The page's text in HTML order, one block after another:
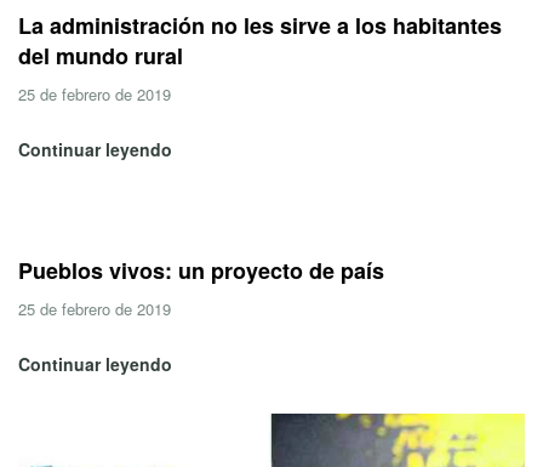
La administración no les sirve a los habitantes
del mundo rural
25 de febrero de 2019
Continuar leyendo
Pueblos vivos: un proyecto de país
25 de febrero de 2019
Continuar leyendo